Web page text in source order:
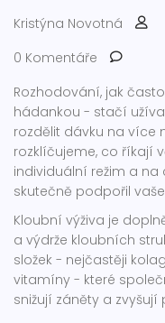
Kristýna Novotná
0 Komentáře
Rozhodování, jak
hádankou - stačí
rozdělit dávku na více
rozklíčujeme, co říkají
individuální režim a
skutečně podpořil
Kloubní výživa je
a výdrže kloubních
složek - nejčastěji
vitamíny - které
snižují záněty a